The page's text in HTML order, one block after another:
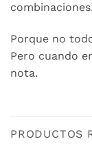
combinaciones.
Porque no
Pero cuando
nota.
PRODUCTOS